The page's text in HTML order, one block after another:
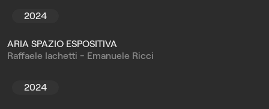
2024
ARIA SPAZIO ESPOSITIVA
Raffaele Iachetti - Emanuele Ricci
2024